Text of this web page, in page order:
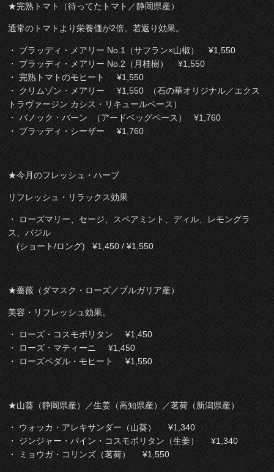
★完熟トマト（待ってたトマト／静岡県産）
通常のトマトより栄養価が2倍。若返り効果。
・ ブラッディ・メアリー No.1（サフラン×山椒） ¥1,550
・ ブラッディ・メアリー No.2（月桂樹） ¥1,550
・ 完熟トマトのモヒート ¥1,550
・ クリムゾン・メアリー ¥1,550 （石の華オリジナル／エクス
トラヴァージン カシス・リキュールベース）
・ バノック・バーン （アードベッグベース） ¥1,760
・ ブラッディ・シーザー ¥1,760
★今月のフレッシュ・ハーブ
リフレッシュ・リラックス効果
・ ローズマリー、セージ、スペアミント、ディル、レモングラ
ス、バジル
(ショート/ロング) ¥1,450 / ¥1,550
★薔薇（ダマスク・ローズ／ブルガリア産）
美容・リフレッシュ効果。
・ ローズ・コスモポリタン ¥1,450
・ ローズ・マティーニ ¥1,450
・ ローズペダル・モヒート ¥1,550
★山葵（静岡県産）／生姜（高知県産）／茗荷（新潟県産）
・ ウォッカ・アレキサンダー（山葵） ¥1,340
・ ジンジャー・パイン・コスモポリタン（生姜） ¥1,340
・ ミョウガ・コリンズ（茗荷） ¥1,550